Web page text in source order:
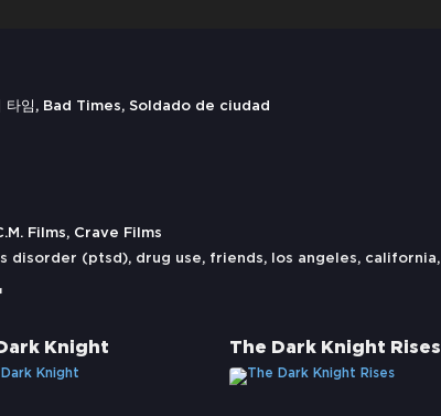
타임, Bad Times, Soldado de ciudad
Films, Crave Films
disorder (ptsd), drug use, friends, los angeles, california,
Knight The Dark Knight Rises